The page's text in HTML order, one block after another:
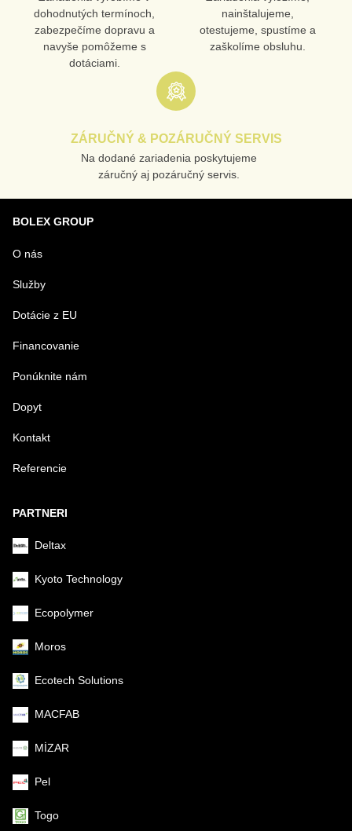
dohodnutých termínoch,
zabezpečíme dopravu a
navyše pomôžeme s
dotáciami.
nainštalujeme,
otestujeme, spustíme a
zaškolíme obsluhu.
ZÁRUČNÝ & POZÁRUČNÝ SERVIS
Na dodané zariadenia poskytujeme
záručný aj pozáručný servis.
BOLEX GROUP
O nás
Služby
Dotácie z EU
Financovanie
Ponúknite nám
Dopyt
Kontakt
Referencie
PARTNERI
Deltax
Kyoto Technology
Ecopolymer
Moros
Ecotech Solutions
MACFAB
MİZAR
Pel
Togo